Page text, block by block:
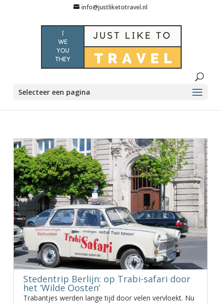
info@justliketotravel.nl
Selecteer een pagina
Stedentrip Berlijn: op Trabi-safari door
het ‘Wilde Oosten’
Trabantjes werden lange tijd door velen vervloekt. Nu